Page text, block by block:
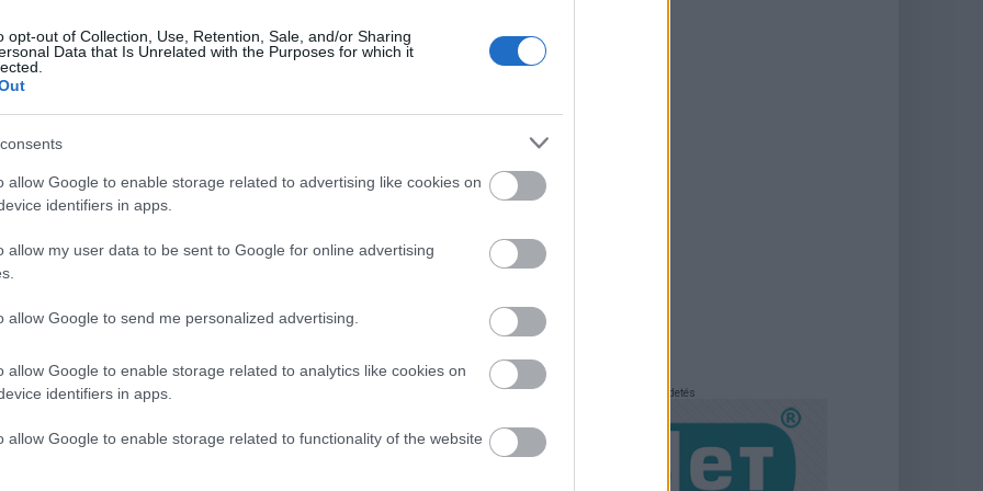
opt-out of Collection, Use, Retention, Sale, and/or Sharing
Data that Is Unrelated with the Purposes for which it
allow Google to enable storage related to advertising like cookies on
identifiers in apps.
allow my user data to be sent to Google for online advertising
allow Google to send me personalized advertising.
allow Google to enable storage related to analytics like cookies on
identifiers in apps.
allow Google to enable storage related to functionality of the website
határokat.
a kvantumkorszak
molekulák viselkedését pontosan modellezve a
klasszikus rendszerekkel szembeni előnyét
többek között az anyag-, energia- és a
szállító tervezi, hogy 2029-ben piacra lép a világ
hatásra bekövetkező számítási hibákat valós
- kvantumszámítógépével is.
kamerával és USB-C dokkolóval
Philips monitorok
Hirdetés